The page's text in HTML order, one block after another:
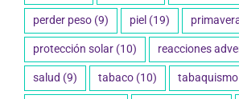
perder peso (9) piel (19)
protección solar (10) reacciones
salud (9) tabaco (10) tabaquismo